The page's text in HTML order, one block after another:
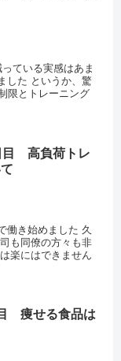
ている実感はあま
した というか、驚
限とトレーニング
目 高負荷トレ
働き始めました 久
も同僚の方々も非
楽にはできません
痩せる食品は